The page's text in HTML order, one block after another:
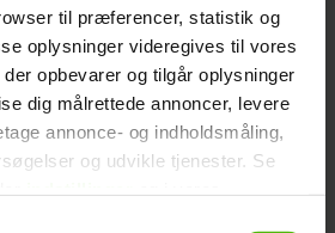
til præferencer, statistik og
oplysninger videregives til vores
opbevarer og tilgår oplysninger
dig målrettede annoncer, levere
annonce- og indholdsmåling,
og udvikle tjenester. Se